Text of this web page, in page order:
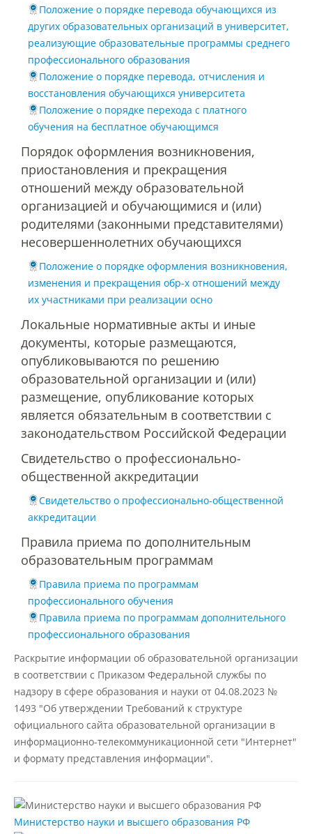
Попечительский совет
Гордость университета
Ученый совет
Кадры в АПК
О федеральном проекте "Кадры в АПК"
Документы
Протоколы
Абитуриенту
Информация в формате Рособрнадзора
Направления подготовки
Документы для поступления
Вступительные испытания
Целевой прием
Общежития
Среднее профессиональное
Высшее на базе СПО, второе высшее
Положение о порядке перевода обучающихся из
других образовательных организаций в университет,
реализующие образовательные программы среднего
профессионального образования
Положение о порядке перевода, отчисления и
восстановления обучающихся университета
Положение о порядке перехода с платного
обучения на бесплатное обучающимся
Порядок оформления возникновения,
приостановления и прекращения
отношений между образовательной
организацией и обучающимися и (или)
родителями (законными представителями)
несовершеннолетних обучающихся
Положение о порядке оформления возникновения,
изменения и прекращения обр-х отношений между
их участниками при реализации осно
Локальные нормативные акты и иные
документы, которые размещаются,
опубликовываются по решению
образовательной организации и (или)
размещение, опубликование которых
является обязательным в соответствии с
законодательством Российской Федерации
Свидетельство о профессионально-
общественной аккредитации
Свидетельство о профессионально-общественной
аккредитации
Правила приема по дополнительным
образовательным программам
Правила приема по программам
профессионального обучения
Правила приема по программам дополнительного
профессионального образования
Раскрытие информации об образовательной организации
в соответствии с Приказом Федеральной службы по
надзору в сфере образования и науки от 04.08.2023 №
1493 "Об утверждении Требований к структуре
официального сайта образовательной организации в
информационно-телекоммуникационной сети "Интернет"
и формату представления информации".
Министерство науки и высшего образования РФ